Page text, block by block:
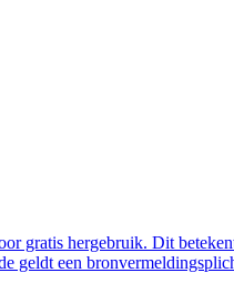
gratis hergebruik. Dit
geldt een